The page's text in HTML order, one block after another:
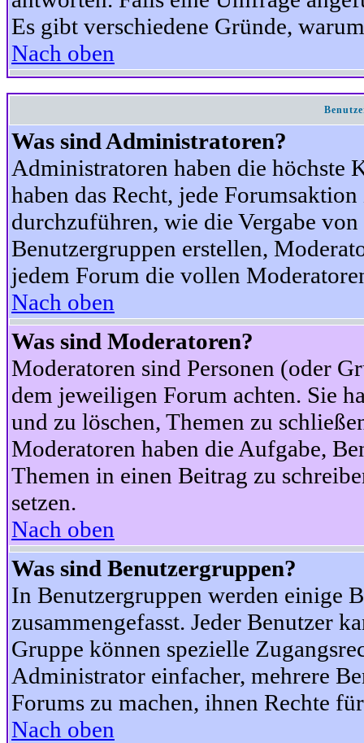
Es gibt verschiedene Gründe,
Nach oben
Was sind Administratoren?
Administratoren haben die höchste
haben das Recht, jede
durchzuführen, wie die Vergabe
Benutzergruppen erstellen,
jedem Forum die vollen
Nach oben
Was sind Moderatoren?
Moderatoren sind Personen (oder
dem jeweiligen Forum achten. Sie
und zu löschen, Themen zu
Moderatoren haben die Aufgabe,
Themen in einen Beitrag zu
setzen.
Nach oben
Was sind Benutzergruppen?
In Benutzergruppen werden einige
zusammengefasst. Jeder Benutzer
Gruppe können spezielle
Administrator einfacher, mehrere
Forums zu machen, ihnen Rechte
Nach oben